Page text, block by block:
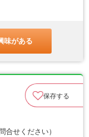
味がある
保存する
せください）